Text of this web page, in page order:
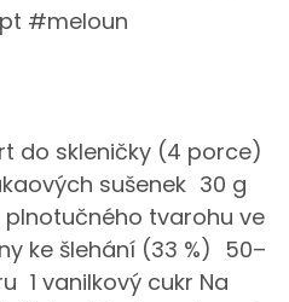
#meloun